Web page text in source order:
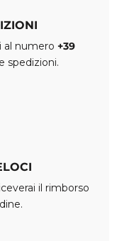
al numero +39
spedizioni.
il rimborso